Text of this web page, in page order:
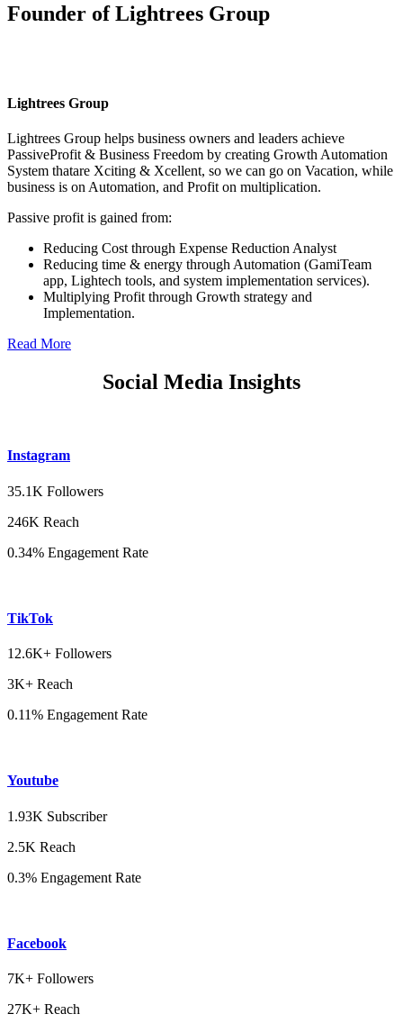
Founder of Lightrees Group
Lightrees Group
Lightrees Group helps business owners and leaders achieve
PassiveProfit & Business Freedom by creating Growth Automation
System thatare Xciting & Xcellent, so we can go on Vacation, while
business is on Automation, and Profit on multiplication.
Passive profit is gained from:
Reducing Cost through Expense Reduction Analyst
Reducing time & energy through Automation (GamiTeam
app, Lightech tools, and system implementation services).
Multiplying Profit through Growth strategy and
Implementation.
Read More
Social Media Insights
Instagram
35.1K Followers
246K Reach
0.34% Engagement Rate
TikTok
12.6K+ Followers
3K+ Reach
0.11% Engagement Rate
Youtube
1.93K Subscriber
2.5K Reach
0.3% Engagement Rate
Facebook
7K+ Followers
27K+ Reach